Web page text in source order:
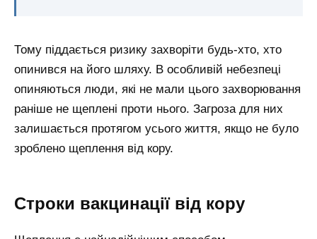
Тому піддається ризику захворіти будь-хто, хто
опинився на його шляху. В особливій небезпеці
опиняються люди, які не мали цього захворювання
раніше не щеплені проти нього. Загроза для них
залишається протягом усього життя, якщо не було
зроблено щеплення від кору.
Строки вакцинації від кору